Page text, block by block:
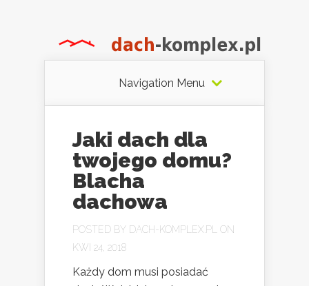
Navigation Menu
Jaki dach dla
twojego domu?
Blacha
dachowa
POSTED BY DACH-KOMPLEX.PL
ON
KWI 24, 2018
Każdy dom musi posiadać